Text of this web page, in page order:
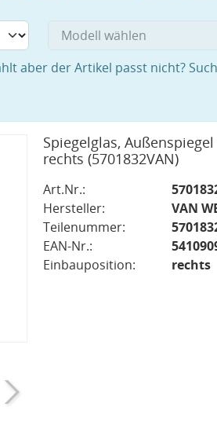
aber der Artikel passt nicht?
Spiegelglas,
rechts (5701832VAN)
Art.Nr.:
Hersteller:
VAN
Teilenummer:
EAN-Nr.:
Einbauposition:
rechts